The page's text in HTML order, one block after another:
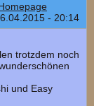
- 20:14
trotzdem noch
und Easy